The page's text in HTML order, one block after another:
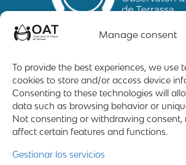
Manage consent
To provide the best experiences, we use
cookies to store and/or access device
Consenting to these technologies will
data such as browsing behavior or
Not consenting or withdrawing consent,
affect certain features and functions.
Gestionar los servicios
Mapa web Contacto